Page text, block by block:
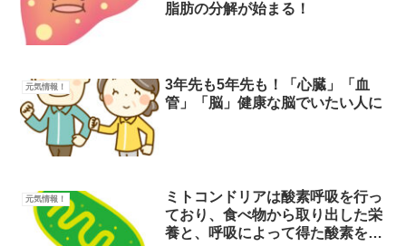
脂肪の分解が始まる！
元気情報！
3年先も5年先も！「心臓」「血
管」「脳」健康な脳でいたい人に
元気情報！
ミトコンドリアは酸素呼吸を行っ
ており、食べ物から取り出した栄
養と、呼吸によって得た酸素を使